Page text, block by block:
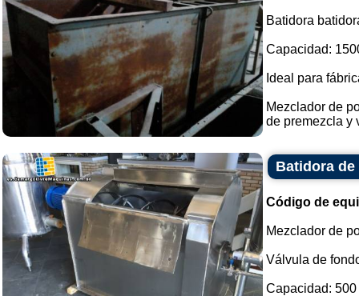
Batidora
Capacidad:
Ideal para
Mezclador de
de premezcla y
Batidora
Código de
Mezclador de
Válvula de
Capacidad: 500